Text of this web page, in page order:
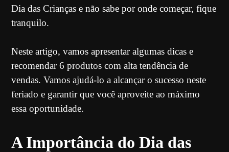
Dia das Crianças e não sabe por onde começar, fique
tranquilo.
Neste artigo, vamos apresentar algumas dicas e
recomendar 6 produtos com alta tendência de
vendas. Vamos ajudá-lo a alcançar o sucesso neste
feriado e garantir que você aproveite ao máximo
essa oportunidade.
A Importância do Dia das